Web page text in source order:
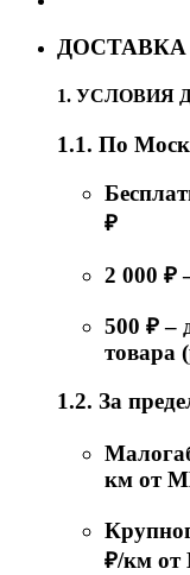
1. УСЛОВИЯ
1.1. По
₽
2 000 ₽
500 ₽ –
товара
1.2. За
км от
₽/км